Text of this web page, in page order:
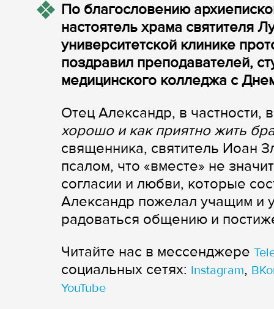
По благословению
настоятель храма святителя
университетской клинике
поздравил преподавателей,
медицинского колледжа с
Отец Александр, в частности,
хорошо и как приятно жить
священника, святитель Иоан
псалом, что «вместе» не
согласии и любви, которые
Александр пожелал учащим и
радоваться общению и
Читайте нас в мессенджере
cоциальных сетях: Instagram,
YouTube